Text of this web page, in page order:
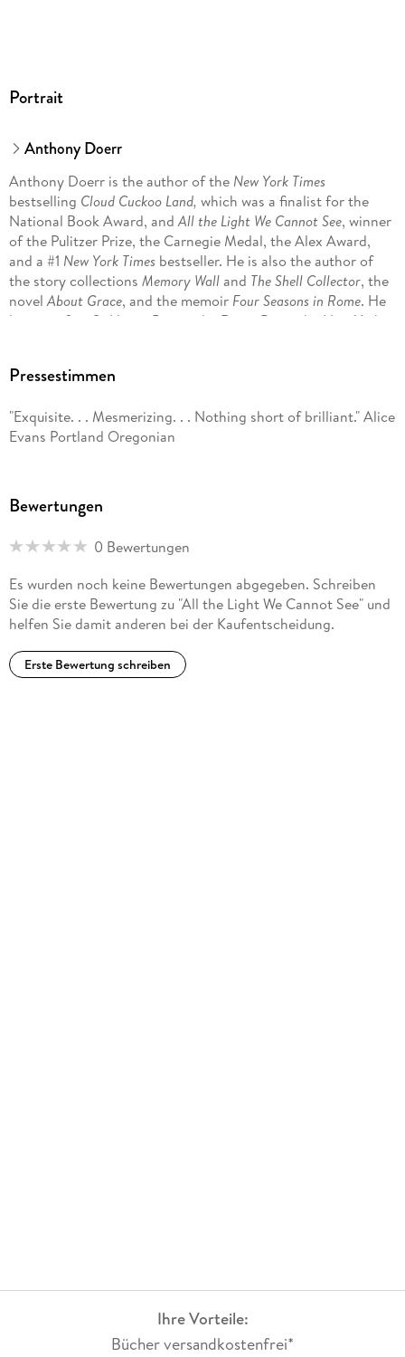
Portrait
Anthony Doerr
Anthony Doerr is the author of the New York Times
bestselling Cloud Cuckoo Land, which was a finalist for the
National Book Award, andAll the Light We Cannot See, winner
of the Pulitzer Prize, the Carnegie Medal, the Alex Award,
and a #1 New York Times bestseller. He is also the author of
the story collections Memory Walland The Shell Collector, the
novelAbout Grace, and the memoir Four Seasons in Rome. He
has won five O. Henry Prizes, the Rome Prize, the New York
Prize. Born and raised in Cleveland, Ohio, Doerr lives in
Pressestimmen
"Exquisite. . . Mesmerizing. . . Nothing short of brilliant." Alice
Evans Portland Oregonian
Bewertungen
0 Bewertungen
Es wurden noch keine Bewertungen abgegeben. Schreiben
Sie die erste Bewertung zu "All the Light We Cannot See" und
helfen Sie damit anderen bei der Kaufentscheidung.
Erste Bewertung schreiben
Ihre Vorteile:
Bücher versandkostenfrei*